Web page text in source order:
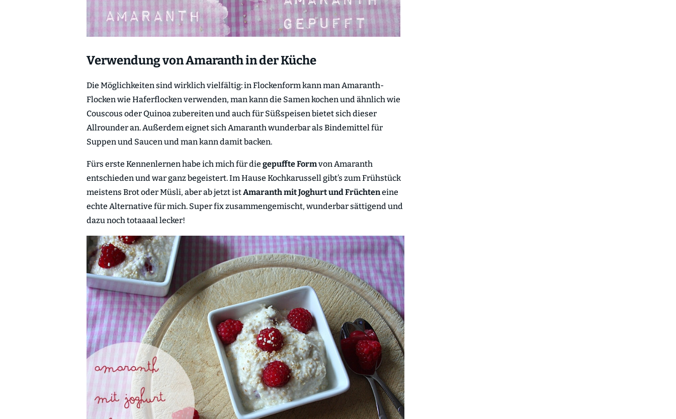
Verwendung von Amaranth in der Küche
Die Möglichkeiten sind wirklich vielfältig: in Flockenform kann man Amaranth-
Flocken wie Haferflocken verwenden, man kann die Samen kochen und ähnlich wie
Couscous oder Quinoa zubereiten und auch für Süßspeisen bietet sich dieser
Allrounder an. Außerdem eignet sich Amaranth wunderbar als Bindemittel für
Suppen und Saucen und man kann damit backen.
Fürs erste Kennenlernen habe ich mich für die gepuffte Formvon Amaranth
entschieden und war ganz begeistert. Im Hause Kochkarussell gibt’s zum Frühstück
meistens Brot oder Müsli, aber ab jetzt istAmaranth mit Joghurt und Früchteneine
echte Alternative für mich. Super fix zusammengemischt, wunderbar sättigend und
dazu noch totaaaal lecker!